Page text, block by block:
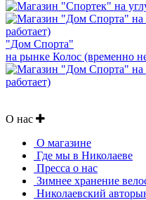
"Дом Спорта"
на рынке Колос (временно
О нас
О магазине
Где мы в Николаеве
Пресса о нас
Зимнее хранение
Николаевский